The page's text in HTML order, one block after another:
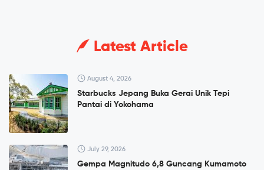
Latest Article
August 4, 2026
Starbucks Jepang Buka Gerai Unik Tepi
Pantai di Yokohama
July 29, 2026
Gempa Magnitudo 6,8 Guncang Kumamoto